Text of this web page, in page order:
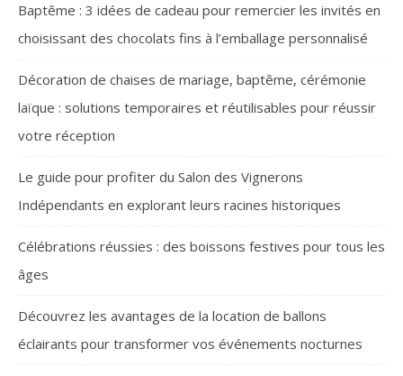
Baptême : 3 idées de cadeau pour remercier les invités en
choisissant des chocolats fins à l’emballage personnalisé
Décoration de chaises de mariage, baptême, cérémonie
laïque : solutions temporaires et réutilisables pour réussir
votre réception
Le guide pour profiter du Salon des Vignerons
Indépendants en explorant leurs racines historiques
Célébrations réussies : des boissons festives pour tous les
âges
Découvrez les avantages de la location de ballons
éclairants pour transformer vos événements nocturnes